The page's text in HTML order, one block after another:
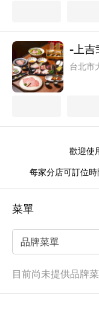
-上吉
台北市
歡迎使
每家分店可訂位時
菜單
目前尚未提供品牌